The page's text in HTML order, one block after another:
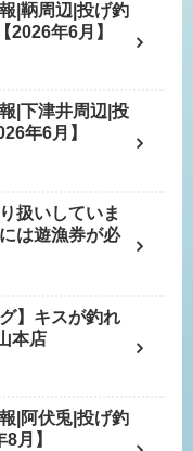
|鞆周辺|投げ釣
2026年6月】
|下津井周辺|投
年6月】
扱いしていま
は遊漁券が必
】キスが釣れ
本店
|阿伏兎|投げ釣
月】